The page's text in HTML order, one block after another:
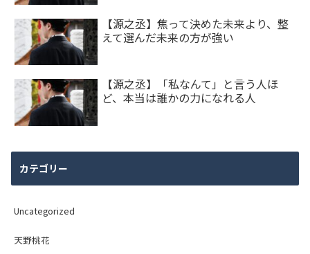
【源之丞】焦って決めた未来より、整
えて選んだ未来の方が強い
【源之丞】「私なんて」と言う人ほ
ど、本当は誰かの力になれる人
カテゴリー
Uncategorized
天野桃花